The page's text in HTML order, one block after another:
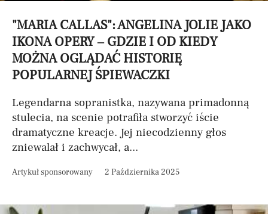
"MARIA CALLAS": ANGELINA JOLIE JAKO
IKONA OPERY – GDZIE I OD KIEDY
MOŻNA OGLĄDAĆ HISTORIĘ
POPULARNEJ ŚPIEWACZKI
Legendarna sopranistka, nazywana primadonną
stulecia, na scenie potrafiła stworzyć iście
dramatyczne kreacje. Jej niecodzienny głos
zniewalał i zachwycał, a...
Artykuł sponsorowany 2 Października 2025